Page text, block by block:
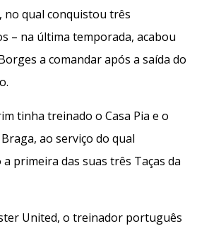
no qual conquistou três
– na última temporada, acabou
a comandar após a saída do
tinha treinado o Casa Pia e o
ao serviço do qual
primeira das suas três Taças da
United, o treinador português